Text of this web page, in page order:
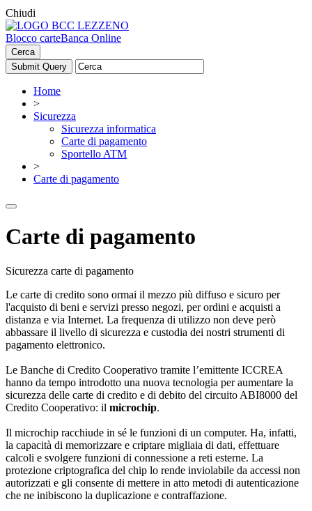
Chiudi
Blocco carteBanca Online
Cerca
Home
>
Sicurezza
Sicurezza informatica
Carte di pagamento
Sportello ATM
>
Carte di pagamento
Carte di pagamento
Sicurezza carte di pagamento
Le carte di credito sono ormai il mezzo più diffuso e sicuro per
l'acquisto di beni e servizi presso negozi, per ordini e acquisti a
distanza e via Internet. La frequenza di utilizzo non deve però
abbassare il livello di sicurezza e custodia dei nostri strumenti di
pagamento elettronico.
Le Banche di Credito Cooperativo tramite l’emittente ICCREA
hanno da tempo introdotto una nuova tecnologia per aumentare la
sicurezza delle carte di credito e di debito del circuito ABI8000 del
Credito Cooperativo: il microchip.
Il microchip racchiude in sé le funzioni di un computer. Ha, infatti,
la capacità di memorizzare e criptare migliaia di dati, effettuare
calcoli e svolgere funzioni di connessione a reti esterne. La
protezione criptografica del chip lo rende inviolabile da accessi non
autorizzati e gli consente di mettere in atto metodi di autenticazione
che ne inibiscono la duplicazione e contraffazione.